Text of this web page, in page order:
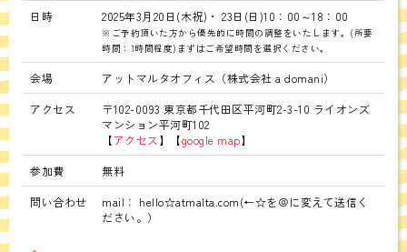
日時 2025年3月20日(木祝)・ 23日(日)10：00～18：00
※ご予約頂いた方から優先的に時間の調整をいたします。(所要
時間：1時間程度)まずはご希望時間を選択ください。
会場
アットマルタオフィス（株式会社 a domani）
アクセス
〒102-0093 東京都千代田区平河町2-3-10 ライオンズ
マンション平河町102
【アクセス 】【google map】
参加費
無料
問い合わせ
mail： hello☆atmalta.com(←☆を＠に変えて送信く
ださい。）